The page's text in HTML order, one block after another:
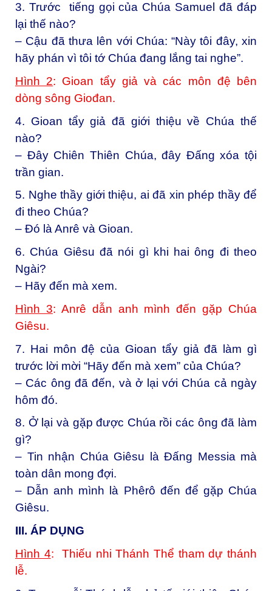
3. Trước tiếng gọi của Chúa Samuel đã đáp
lại thế nào?
– Cậu đã thưa lên với Chúa: “Này tôi đây, xin
hãy phán vì tôi tớ Chúa đang lắng tai nghe”.
Hình 2: Gioan tẩy giả và các môn đệ bên
dòng sông Giođan.
4. Gioan tẩy giả đã giới thiệu về Chúa thế
nào?
– Đây Chiên Thiên Chúa, đây Đấng xóa tội
trần gian.
5. Nghe thầy giới thiệu, ai đã xin phép thầy để
đi theo Chúa?
– Đó là Anrê và Gioan.
6. Chúa Giêsu đã nói gì khi hai ông đi theo
Ngài?
– Hãy đến mà xem.
Hình 3: Anrê dẫn anh mình đến gặp Chúa
Giêsu.
7. Hai môn đệ của Gioan tẩy giả đã làm gì
trước lời mời “Hãy đến mà xem” của Chúa?
– Các ông đã đến, và ở lại với Chúa cả ngày
hôm đó.
8. Ở lại và gặp được Chúa rồi các ông đã làm
gì?
– Tin nhận Chúa Giêsu là Đấng Messia mà
toàn dân mong đợi.
– Dẫn anh mình là Phêrô đến để gặp Chúa
Giêsu.
III. ÁP DỤNG
Hình 4: Thiếu nhi Thánh Thể tham dự thánh
lễ.